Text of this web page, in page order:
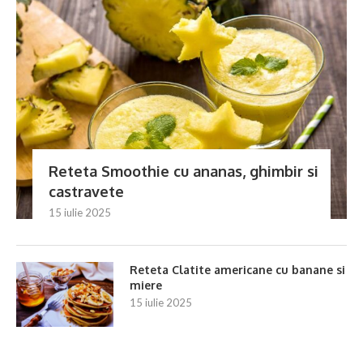
Reteta Smoothie cu ananas, ghimbir si
castravete
15 iulie 2025
Reteta Clatite americane cu banane si
miere
15 iulie 2025